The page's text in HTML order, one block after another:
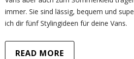
immer. Sie sind lässig, bequem und
ich dir fünf Stylingideen für deine Vans.
READ MORE